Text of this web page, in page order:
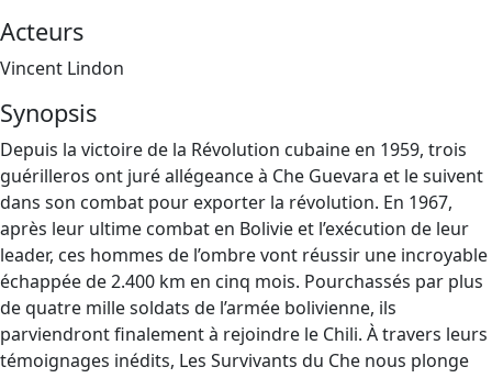
Acteurs
Vincent Lindon
Synopsis
Depuis la victoire de la Révolution cubaine en 1959, trois
guérilleros ont juré allégeance à Che Guevara et le suivent
dans son combat pour exporter la révolution. En 1967,
après leur ultime combat en Bolivie et l’exécution de leur
leader, ces hommes de l’ombre vont réussir une incroyable
échappée de 2.400 km en cinq mois. Pourchassés par plus
de quatre mille soldats de l’armée bolivienne, ils
parviendront finalement à rejoindre le Chili. À travers leurs
témoignages inédits, Les Survivants du Che nous plonge